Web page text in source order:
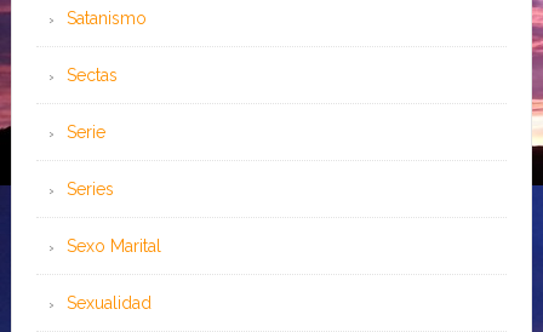
Satanismo
Sectas
Serie
Series
Sexo Marital
Sexualidad